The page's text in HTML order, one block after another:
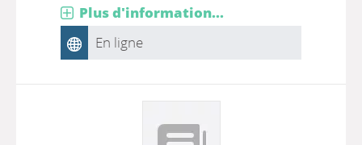
Plus d'information...
En ligne